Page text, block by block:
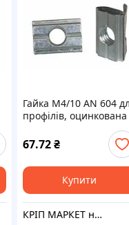
Гайка М4/10 AN 604
профілів, оцинкована
67.72 ₴
Купити
КРІП МАРКЕТ на Лесі Українки